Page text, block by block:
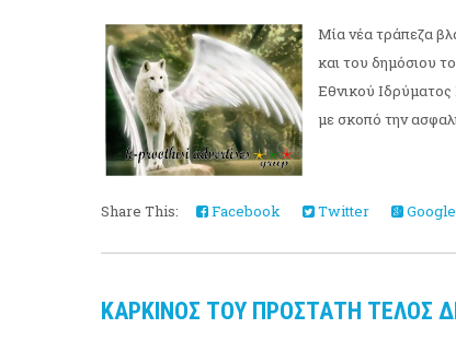
Μία νέα τράπεζα
και του δημόσιου
Εθνικού Ιδρύματος
με σκοπό την
Share This: Facebook Twitter
ΚΑΡΚΙΝΟΣ ΤΟΥ ΠΡΟΣΤΑΤΗ ΤΕΛΟΣ